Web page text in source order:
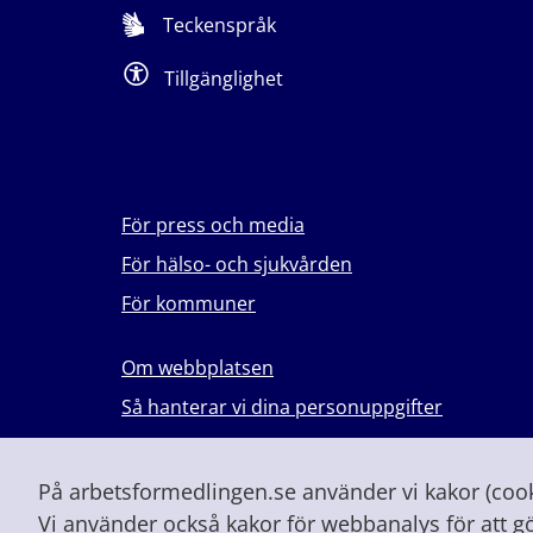
På arbetsformedlingen.se använder vi kakor
Vi använder också kakor för webbanalys för att
Teckenspråk
Tillgänglighet
För press och media
För hälso- och sjukvården
För kommuner
Om webbplatsen
Så hanterar vi dina personuppgifter
Lever du med våld i en nära relation?
Vid höjd beredskap och krig